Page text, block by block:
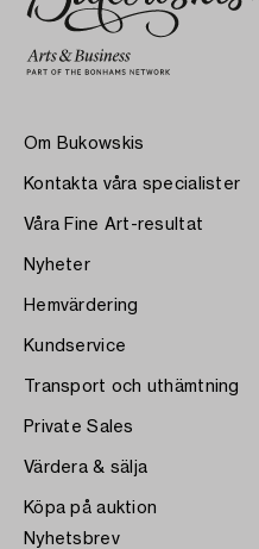
Om Bukowskis
Kontakta våra specialister
Våra Fine Art-resultat
Nyheter
Hemvärdering
Kundservice
Transport och uthämtning
Private Sales
Värdera & sälja
Köpa på auktion
Nyhetsbrev